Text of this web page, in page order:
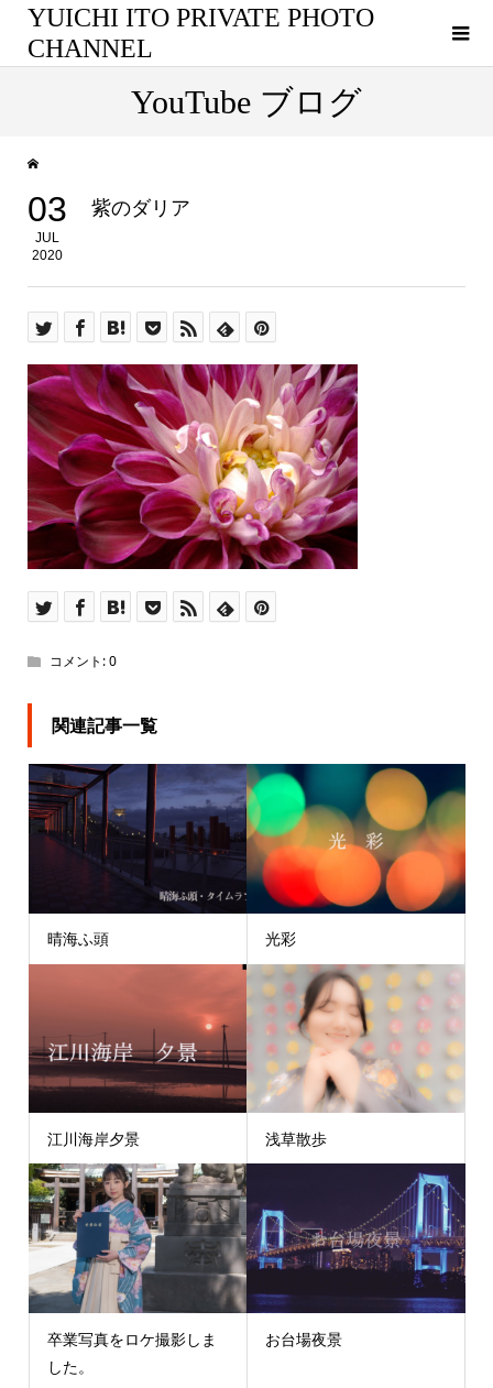
YUICHI ITO PRIVATE PHOTO
CHANNEL
YouTube ブログ
03
JUL
2020
紫のダリア
コメント:0
関連記事一覧
晴海ふ頭 光彩
江川海岸夕景 浅草散歩
卒業写真をロケ撮影しま
した。
お台場夜景